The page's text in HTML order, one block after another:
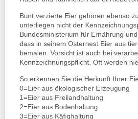
Bunt verzierte Eier gehören ebenso
unterliegen nicht der
Bundesministerium für Ernährung
dass in seinem Osternest Eier aus
bemalen. Vorsicht ist auch bei
Kennzeichnungspflicht. Oft werden
So erkennen Sie die Herkunft Ihrer
0=Eier aus ökologischer Erzeugung
1=Eier aus Freilandhaltung
2=Eier aus Bodenhaltung
3=Eier aus Käfighaltung